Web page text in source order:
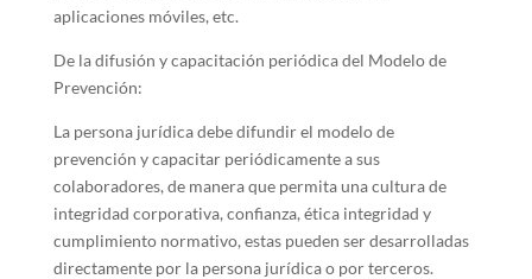
aplicaciones móviles, etc.
De la difusión y capacitación periódica del Modelo de
Prevención:
La persona jurídica debe difundir el modelo de
prevención y capacitar periódicamente a sus
colaboradores, de manera que permita una cultura de
integridad corporativa, confianza, ética integridad y
cumplimiento normativo, estas pueden ser desarrolladas
directamente por la persona jurídica o por terceros.